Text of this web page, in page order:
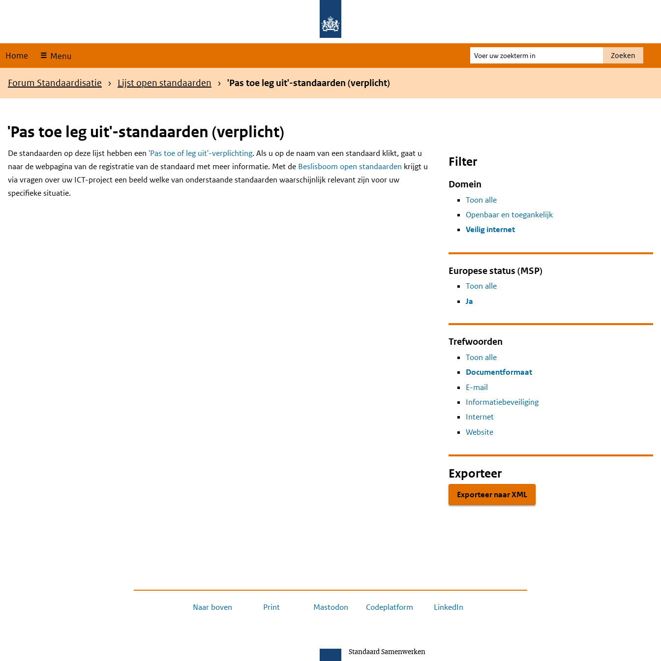
Home Menu
Voer
uw
Zoeken
Kruimelpad
Forum Standaardisatie Lijst open standaarden 'Pas toe leg uit'-standaarden (verplicht)
'Pas toe leg uit'-standaarden (verplicht)
Content
De standaarden op deze lijst hebben een 'Pas toe of leg uit'-verplichting. Als u op de naam van een standaard klikt, gaat u
naar de webpagina van de registratie van de standaard met meer informatie. Met de Beslisboom open standaarden krijgt u
via vragen over uw ICT-project een beeld welke van onderstaande standaarden waarschijnlijk relevant zijn voor uw
specifieke situatie.
Filter
Domein
Toon alle
Openbaar en toegankelijk
Veilig internet
Europese status (MSP)
Toon alle
Ja
Trefwoorden
Toon alle
Documentformaat
E-mail
Informatiebeveiliging
Internet
Website
Exporteer
Exporteer naar XML
Naar boven Print Mastodon Codeplatform LinkedIn
Standaard Samenwerken